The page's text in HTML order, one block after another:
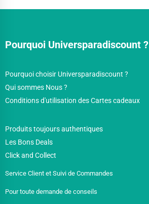
Pourquoi Universparadiscount ?
Pourquoi choisir Universparadiscount ?
Qui sommes Nous ?
Conditions d'utilisation des Cartes cadeaux
Produits toujours authentiques
Les Bons Deals
Click and Collect
Service Client et Suivi de Commandes
Pour toute demande de conseils